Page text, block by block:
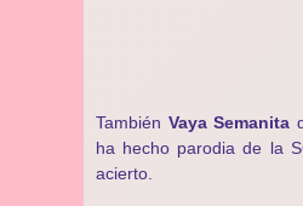
También Vaya Semanita
ha hecho parodia de la
acierto.